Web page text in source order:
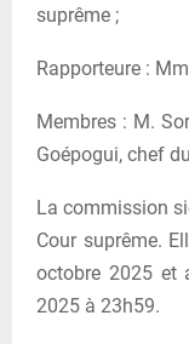
suprême ;
Rapporteure :
Membres : M.
Goépogui, chef
La commission
Cour suprême.
octobre 2025 et
2025 à 23h59.